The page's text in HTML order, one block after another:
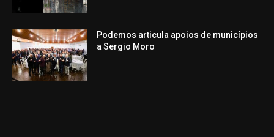
Podemos articula apoios de municípios
a Sergio Moro